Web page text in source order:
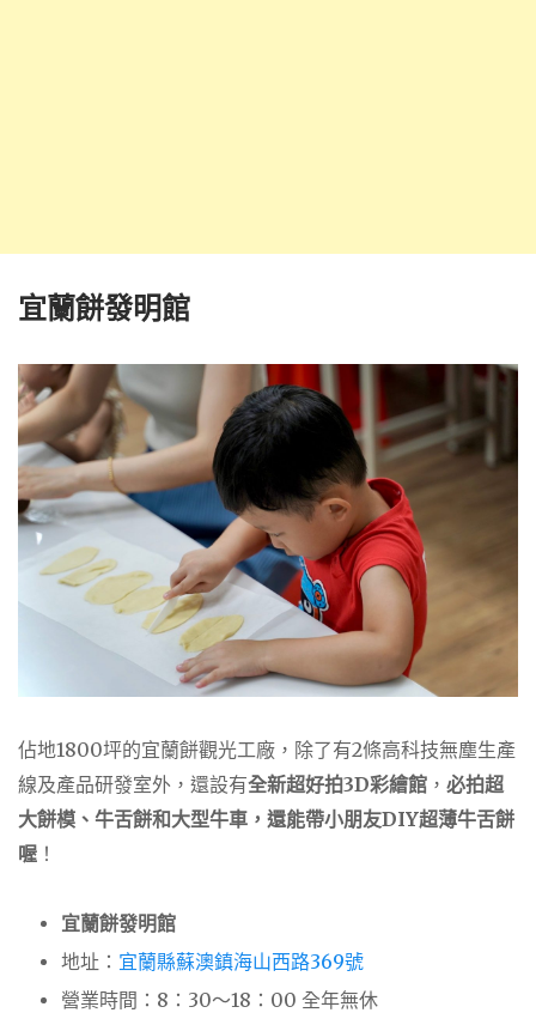
宜蘭餅發明館
佔地1800坪的宜蘭餅觀光工廠，除了有2條高科技無塵生產
線及產品研發室外，還設有全新超好拍3D彩繪館 ， 必拍超
大餅模、牛舌餅和大型牛車，還能帶小朋友DIY超薄牛舌餅
喔 ！
宜蘭餅發明館
地址： 宜蘭縣蘇澳鎮海山西路369號
營業時間：8：30～18：00 全年無休